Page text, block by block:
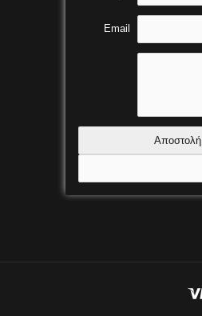
Email
Αποστολή